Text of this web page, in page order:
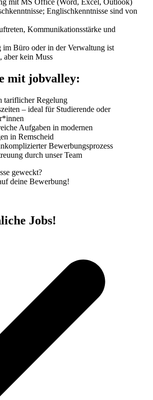
mit MS Office (Word, Excel, Outlook)
Englischkenntnisse sind von
Kommunikationsstärke und
im Büro oder in der Verwaltung ist
aber kein Muss
mit jobvalley:
tariflicher Regelung
– ideal für Studierende oder
Aufgaben in modernen
in Remscheid
Bewerbungsprozess
durch unser Team
geweckt?
deine Bewerbung!
Jobs!